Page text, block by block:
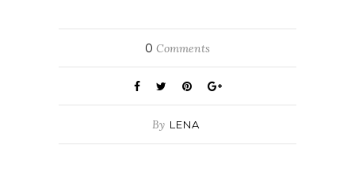
0 Comments
By LENA